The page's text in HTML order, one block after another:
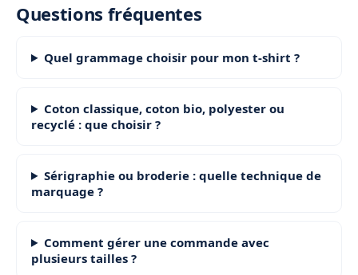
Questions fréquentes
Quel grammage choisir pour mon t-shirt ?
Coton classique, coton bio, polyester ou
recyclé : que choisir ?
Sérigraphie ou broderie : quelle technique de
marquage ?
Comment gérer une commande avec
plusieurs tailles ?